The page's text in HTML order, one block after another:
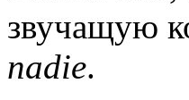
звучащую
nadie.